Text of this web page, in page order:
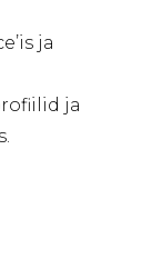
ja
ja